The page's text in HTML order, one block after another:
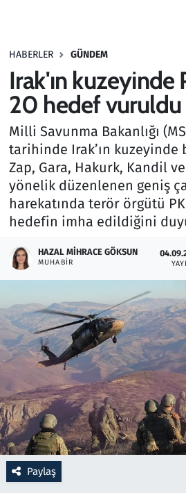
HABERLER GÜNDEM
Irak'ın kuzeyinde
20 hedef vuruldu
Milli Savunma Bakanlığı
tarihinde Irak’ın
Zap, Gara, Hakurk, Kandil
yönelik düzenlenen geniş
harekatında terör örgütü
hedefin imha edildiğini
HAZAL MIHRACE GÖKSUN
MUHABIR
Paylaş
Haber
Kültür Sanat
Kurumsal Haberler
Lezzet Durağı
Memur ve Kamu
Ramazan
Resmi İlanlar
Rüya Tabirleri
Sağlık
Savunma Sanayi
Seçim 2023